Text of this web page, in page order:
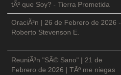
tÃº que Soy? - Tierra Prometida
OraciÃ³n | 26 de Febrero de 2026 -
Roberto Stevenson E.
ReuniÃ³n "SÃ© Sano" | 21 de
Febrero de 2026 | TÃº me niegas